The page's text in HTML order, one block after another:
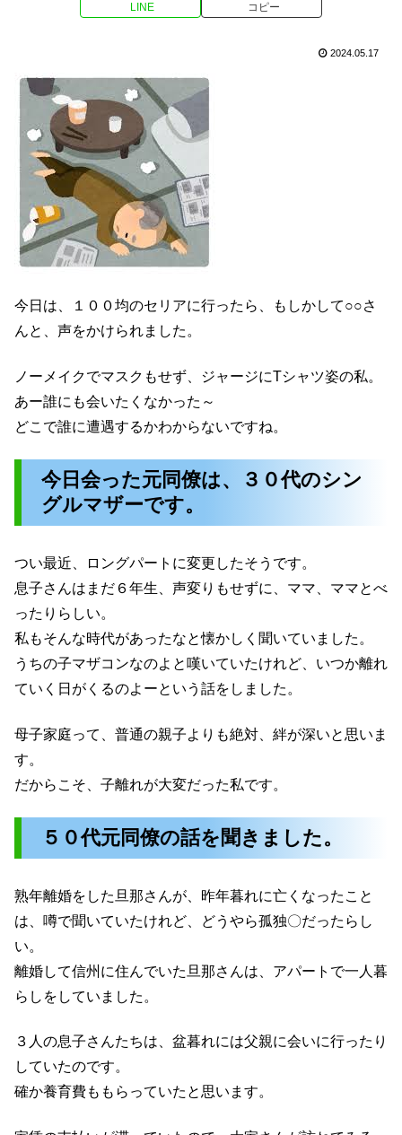
LINE コピー
2024.05.17
今日は、１００均のセリアに行ったら、もしかして○○さ
んと、声をかけられました。
ノーメイクでマスクもせず、ジャージにTシャツ姿の私。
あー誰にも会いたくなかった～
どこで誰に遭遇するかわからないですね。
今日会った元同僚は、３０代のシン
グルマザーです。
つい最近、ロングパートに変更したそうです。
息子さんはまだ６年生、声変りもせずに、ママ、ママとべ
ったりらしい。
私もそんな時代があったなと懐かしく聞いていました。
うちの子マザコンなのよと嘆いていたけれど、いつか離れ
ていく日がくるのよーという話をしました。
母子家庭って、普通の親子よりも絶対、絆が深いと思いま
す。
だからこそ、子離れが大変だった私です。
５０代元同僚の話を聞きました。
熟年離婚をした旦那さんが、昨年暮れに亡くなったこと
は、噂で聞いていたけれど、どうやら孤独〇だったらし
い。
離婚して信州に住んでいた旦那さんは、アパートで一人暮
らしをしていました。
３人の息子さんたちは、盆暮れには父親に会いに行ったり
していたのです。
確か養育費ももらっていたと思います。